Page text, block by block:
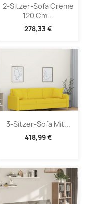
2-Sitzer-Sofa Creme
120 Cm...
278,33 €
3-Sitzer-Sofa Mit...
418,99 €